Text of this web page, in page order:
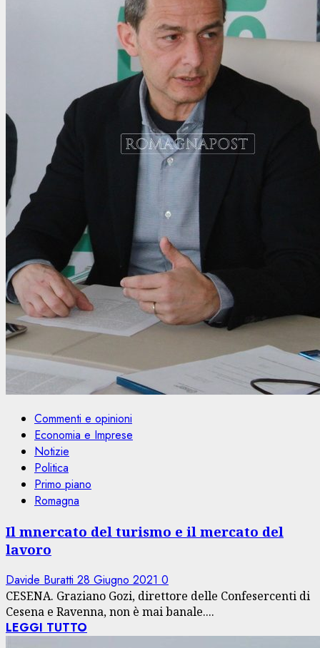
Commenti e opinioni
Economia e Imprese
Notizie
Politica
Primo piano
Romagna
Il mnercato del turismo e il mercato del
lavoro
Davide Buratti 28 Giugno 2021 0
CESENA. Graziano Gozi, direttore delle Confesercenti di
Cesena e Ravenna, non è mai banale....
LEGGI TUTTO